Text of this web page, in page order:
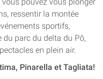
ressentir la montée
sportifs,
parc du delta du Pô,
en plein air.
Pinarella et Tagliata!